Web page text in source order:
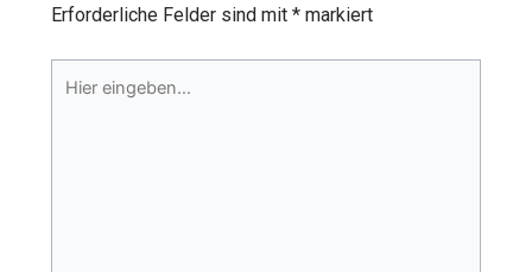
Erforderliche Felder sind mit *markiert